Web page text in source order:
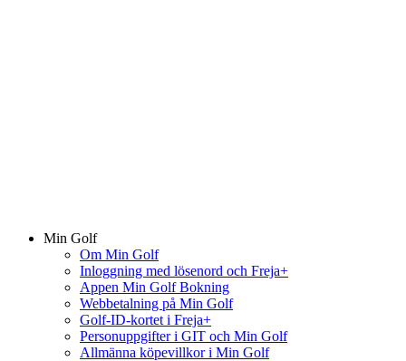
Min Golf
Om Min Golf
Inloggning med lösenord och Freja+
Appen Min Golf Bokning
Webbetalning på Min Golf
Golf-ID-kortet i Freja+
Personuppgifter i GIT och Min Golf
Allmänna köpevillkor i Min Golf